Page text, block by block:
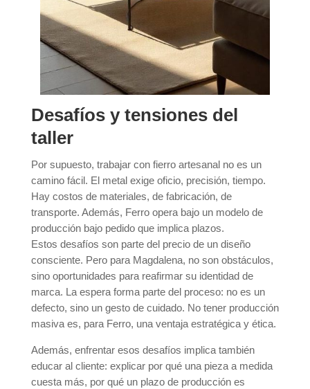
Desafíos y tensiones del
taller
Por supuesto, trabajar con fierro artesanal no es un
camino fácil. El metal exige oficio, precisión, tiempo.
Hay costos de materiales, de fabricación, de
transporte. Además, Ferro opera bajo un modelo de
producción bajo pedido que implica plazos.
Estos desafíos son parte del precio de un diseño
consciente. Pero para Magdalena, no son obstáculos,
sino oportunidades para reafirmar su identidad de
marca. La espera forma parte del proceso: no es un
defecto, sino un gesto de cuidado. No tener producción
masiva es, para Ferro, una ventaja estratégica y ética.
Además, enfrentar esos desafíos implica también
educar al cliente: explicar por qué una pieza a medida
cuesta más, por qué un plazo de producción es